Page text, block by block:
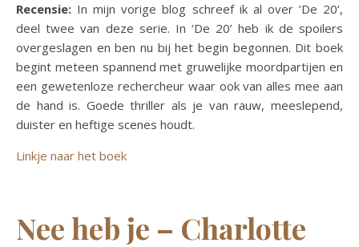
Recensie: In mijn vorige blog schreef ik al over ‘De 20’,
deel twee van deze serie. In ‘De 20’ heb ik de spoilers
overgeslagen en ben nu bij het begin begonnen. Dit boek
begint meteen spannend met gruwelijke moordpartijen en
een gewetenloze rechercheur waar ook van alles mee aan
de hand is. Goede thriller als je van rauw, meeslepend,
duister en heftige scenes houdt.
Linkje naar het boek
Nee heb je – Charlotte